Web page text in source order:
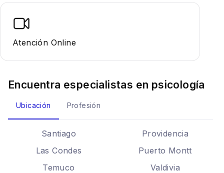
Atención Online
Encuentra especialistas en psicología
Ubicación Profesión
Santiago
Providencia
Las Condes
Puerto Montt
Temuco
Valdivia